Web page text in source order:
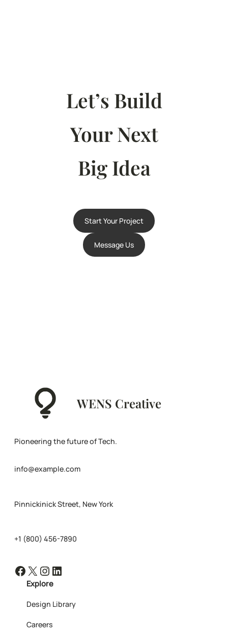
Let’s Build
Your Next
Big Idea
Start Your Project
Message Us
WENS Creative
Pioneering the future of Tech.
info@example.com
Pinnickinick Street, New York
+1 (800) 456-7890
Facebook X Instagram LinkedIn
Explore
Design Library
Careers